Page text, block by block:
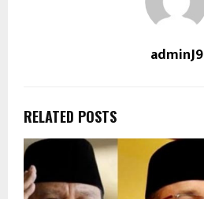
adminJ9
RELATED POSTS